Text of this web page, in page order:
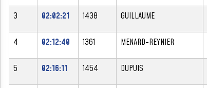
3 02:02:21 1438 GUILLAUME
4 02:12:40 1361 MENARD-REYNIER
5 02:16:11 1454 DUPUIS